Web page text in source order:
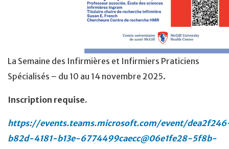
La Semaine des Infirmières et Infirmiers Praticiens
Spécialisés – du 10 au 14 novembre 2025.
Inscription requise.
https://events.teams.microsoft.com/event/
b82d-4181-b13e-6774499caecc@06e1fe28-5f8b-